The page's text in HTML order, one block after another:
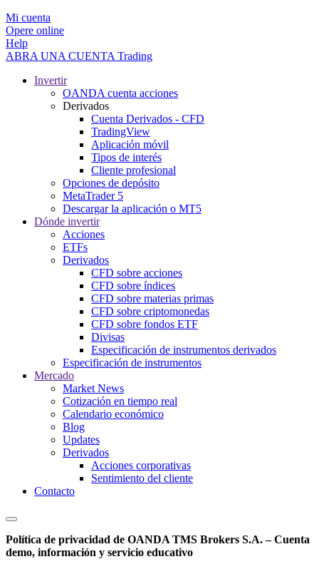
Mi cuenta
Opere online
Help
ABRA UNA CUENTA Trading
Invertir
OANDA cuenta acciones
Derivados
Cuenta Derivados - CFD
TradingView
Aplicación móvil
Tipos de interés
Cliente profesional
Opciones de depósito
MetaTrader 5
Descargar la aplicación o MT5
Dónde invertir
Acciones
ETFs
Derivados
CFD sobre acciones
CFD sobre índices
CFD sobre materias primas
CFD sobre criptomonedas
CFD sobre fondos ETF
Divisas
Especificación de instrumentos derivados
Especificación de instrumentos
Mercado
Market News
Cotización en tiempo real
Calendario económico
Blog
Updates
Derivados
Acciones corporativas
Sentimiento del cliente
Contacto
Política de privacidad de OANDA TMS Brokers S.A. – Cuenta
demo, información y servicio educativo